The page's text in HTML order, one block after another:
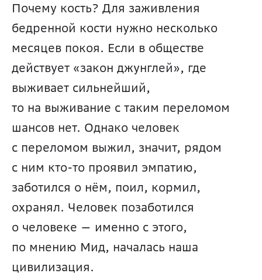
Почему кость? Для заживления
бедренной кости нужно несколько
месяцев покоя. Если в обществе
действует «закон джунглей», где
выживает сильнейший,
то на выживание с таким переломом
шансов нет. Однако человек
с переломом выжил, значит, рядом
с ним кто-то проявил эмпатию,
заботился о нём, поил, кормил,
охранял. Человек позаботился
о человеке — именно с этого,
по мнению Мид, началась наша
цивилизация.